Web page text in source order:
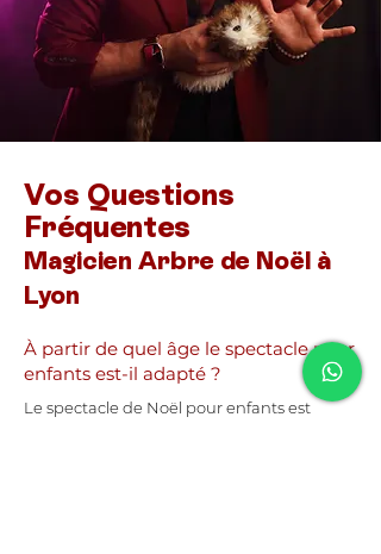
Vos Questions
Fréquentes
Magicien Arbre de Noël à
Lyon
À partir de quel âge le spectacle pour
enfants est-il adapté ?
Le spectacle de Noël pour enfants est